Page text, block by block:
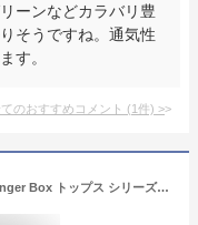
ーンなどカラバリ豊
そうですね。通気性
す。
のおすすめコメント (1件) >
MLB 2022 Topps Series 1 Baseball Hanger Box トップス シリーズ1 ベースボール ハンガーボックス メジャーリーグ カード